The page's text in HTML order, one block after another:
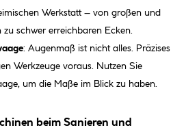
Werkstatt – von großen und
schwer erreichbaren Ecken.
: Augenmaß ist nicht alles. Präzises
Werkzeuge voraus. Nutzen Sie
um die Maße im Blick zu haben.
beim Sanieren und